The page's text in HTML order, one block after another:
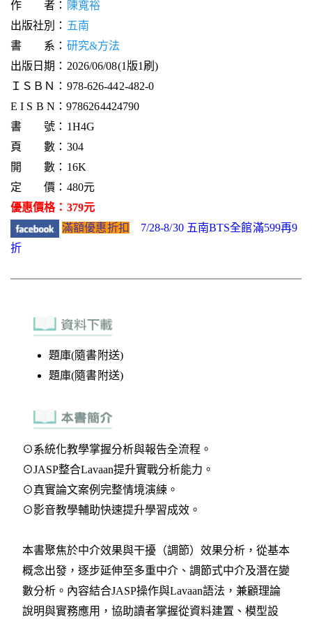
作 者： 陳寬裕
出版社別： 五南
書 系： 研究&方法
出版日期：2026/06/08(1版1刷)
ＩＳＢＮ：978-626-442-482-0
E I S B N：9786264424790
書 號：1H4G
頁 數：304
開 數：16K
定 價：480元
優惠價格：379元
滿額優惠折扣
7/28-8/30 五南BTS全館滿599再9
折
題庫(隨書附送)
題庫(隨書附送)